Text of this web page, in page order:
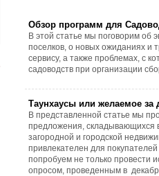
Обзор программ для
В этой статье мы поговорим об
поселков, о новых ожиданиях и
сервису, а также проблемах, с
садоводств при организации
Таунхаусы или желаемое за
В представленной статье мы
предложения, складывающихся
загородной и городской
привлекателен для
попробуем не только провести
опросом, проведенным в